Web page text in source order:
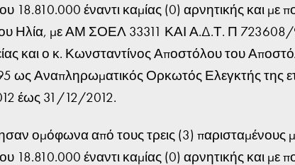
18.810.000 έναντι καμίας (0) αρνητικής και με
Ηλία, με ΑΜ ΣΟΕΛ 33311 ΚΑΙ Α.Δ.Τ. Π
και ο κ. Κωνσταντίνος Αποστόλου του
ως Αναπληρωματικός Ορκωτός Ελεγκτής της
έως 31/12/2012.
ομόφωνα από τους τρεις (3) παρισταμένους
18.810.000 έναντι καμίας (0) αρνητικής και